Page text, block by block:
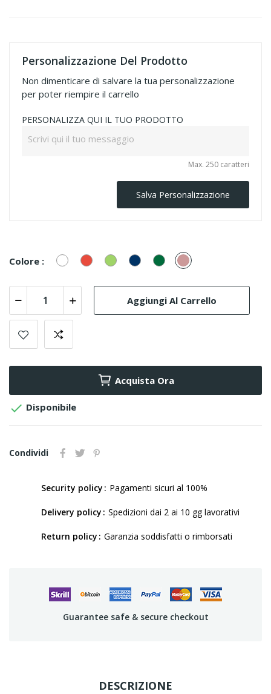
Personalizzazione Del Prodotto
Non dimenticare di salvare la tua personalizzazione
per poter riempire il carrello
PERSONALIZZA QUI IL TUO PRODOTTO
Max. 250 caratteri
Salva Personalizzazione
Colore : Bianco/Cristal
RossoVerdeBlu
Montana
SmeraldoCipria
Aggiungi Al Carrello
Acquista Ora
 Disponibile
Condividi
Security policy Pagamenti sicuri al 100%
Delivery policy Spedizioni dai 2 ai 10 gg lavorativi
Return policy Garanzia soddisfatti o rimborsati
Guarantee safe & secure checkout
DESCRIZIONE